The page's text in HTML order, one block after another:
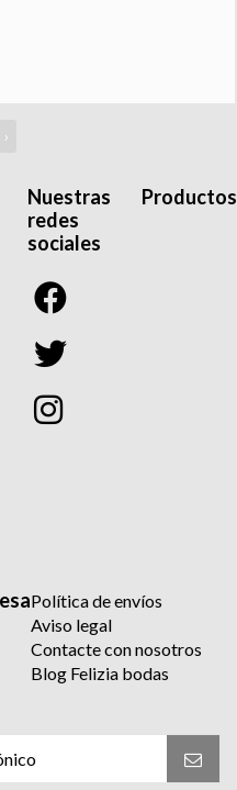
›
Nuestras
redes
sociales
Productos
Política de envíos
Aviso legal
Contacte con nosotros
Blog Felizia bodas